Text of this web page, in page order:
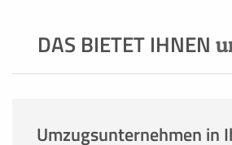
DAS BIETET IHNEN
Umzugsunternehmen in